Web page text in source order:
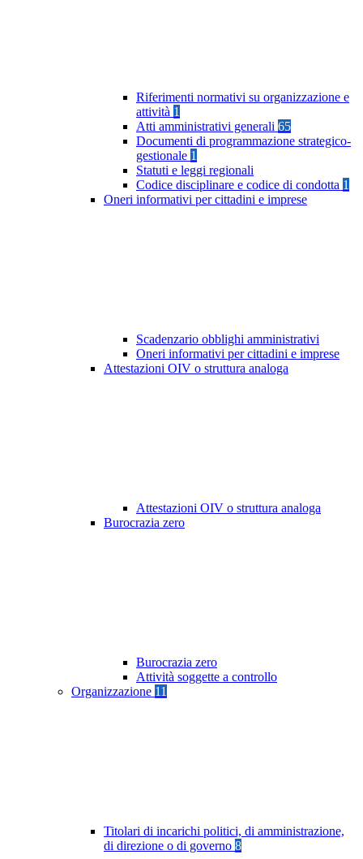
Riferimenti normativi su organizzazione e
attività 1
Atti amministrativi generali 65
Documenti di programmazione strategico-
gestionale 1
Statuti e leggi regionali
Codice disciplinare e codice di condotta 1
Oneri informativi per cittadini e imprese
Scadenzario obblighi amministrativi
Oneri informativi per cittadini e imprese
Attestazioni OIV o struttura analoga
Attestazioni OIV o struttura analoga
Burocrazia zero
Burocrazia zero
Attività soggette a controllo
Organizzazione 11
Titolari di incarichi politici, di amministrazione,
di direzione o di governo 8